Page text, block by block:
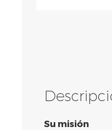
Su misión